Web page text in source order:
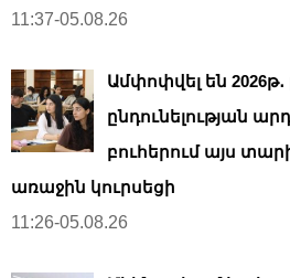
11:37-05.08.26
Ամփոփվել են
ընդունելության
բուհերում այս
առաջին կուրսեցի
11:26-05.08.26